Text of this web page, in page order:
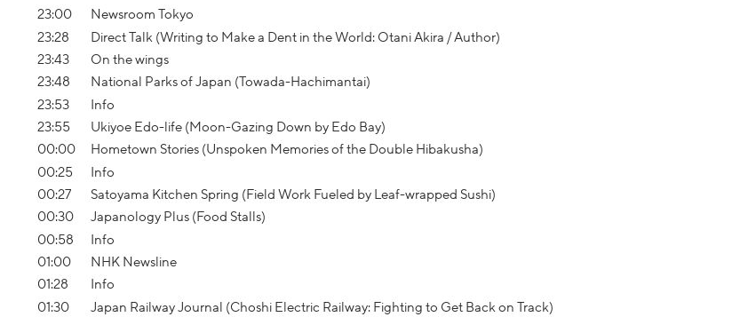
23:00
Newsroom Tokyo
23:28
Direct Talk (Writing to Make a Dent in the World: Otani Akira / Author)
23:43
On the wings
23:48
National Parks of Japan (Towada-Hachimantai)
23:53
Info
23:55
Ukiyoe Edo-life (Moon-Gazing Down by Edo Bay)
00:00
Hometown Stories (Unspoken Memories of the Double Hibakusha)
00:25
Info
00:27
Satoyama Kitchen Spring (Field Work Fueled by Leaf-wrapped Sushi)
00:30
Japanology Plus (Food Stalls)
00:58
Info
01:00
NHK Newsline
01:28
Info
01:30
Japan Railway Journal (Choshi Electric Railway: Fighting to Get Back on Track)